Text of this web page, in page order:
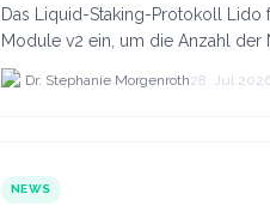
Das Liquid-Staking-Protokoll Lido
Module v2 ein, um die Anzahl der
Validatoren von 880.000 auf etwa
Dr. Stephanie Morgenroth28. Jul
NEWS